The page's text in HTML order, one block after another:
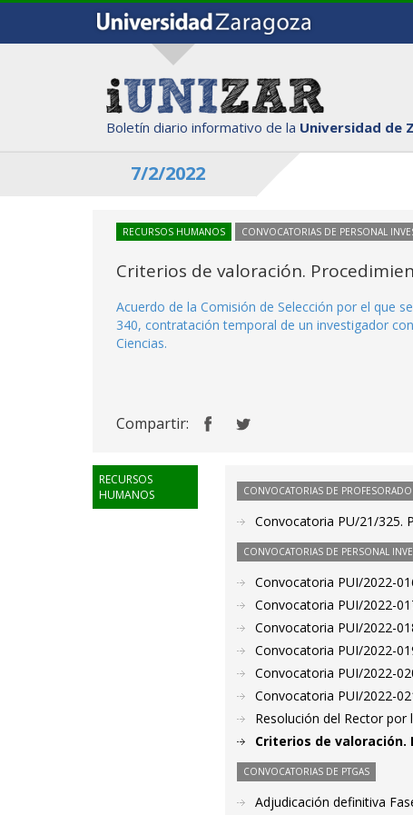
Boletín diario informativo de la Universidad de
7/2/2022
RECURSOS HUMANOS CONVOCATORIAS DE PERSONAL
Criterios de valoración.
Acuerdo de la Comisión de Selección por el que
340, contratación temporal de un investigador
Ciencias.
Compartir:
RECURSOS
HUMANOS
CONVOCATORIAS DE PROFESORADO
Convocatoria PU/21/325.
CONVOCATORIAS DE PERSONAL
Convocatoria PUI/2022-
Convocatoria PUI/2022-
Convocatoria PUI/2022-
Convocatoria PUI/2022-
Convocatoria PUI/2022-
Convocatoria PUI/2022-
Resolución del Rector
Criterios de valoración.
CONVOCATORIAS DE PTGAS
Adjudicación definitiva